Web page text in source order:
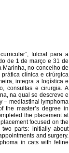
fulcral para a
de 1 de março e 31 de
Marinha, no concelho de
clínica e cirúrgica
integra a logística e
consultas e cirurgia. A
na qual se descreve e
– mediastinal lymphoma
the master’s degree in
the placement at
focused on the
parts: initially about
and surgery.
in cats with feline